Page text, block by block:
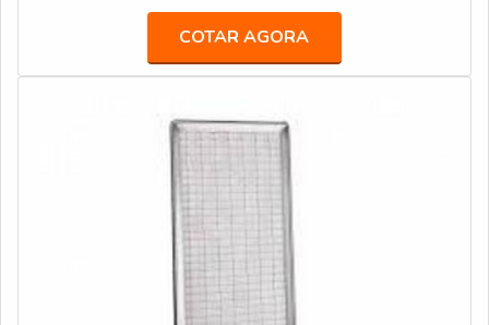
25 litros. Com foco na experiência dos clientes, oferece
itens variados como bebedouro de pressão acionado por
pedal e mangueiras atóxicas.Isso se deve ao fato de ser
uma empresa ágil, conquistas adquiridas porque investiu
em uma estrutura que hoje conta com escritório de alta
qualidade onde são realizadas as atividades e estrutura
suficiente para atender todas as demandas. Tudo isso,
unido a um time de equipe multidisciplinar de consultores
associados e profissionais preocupados em sanar as
necessidades de seus clientes, garante uma entrega de
excelência de ponta a ponta.
COTAR AGORA